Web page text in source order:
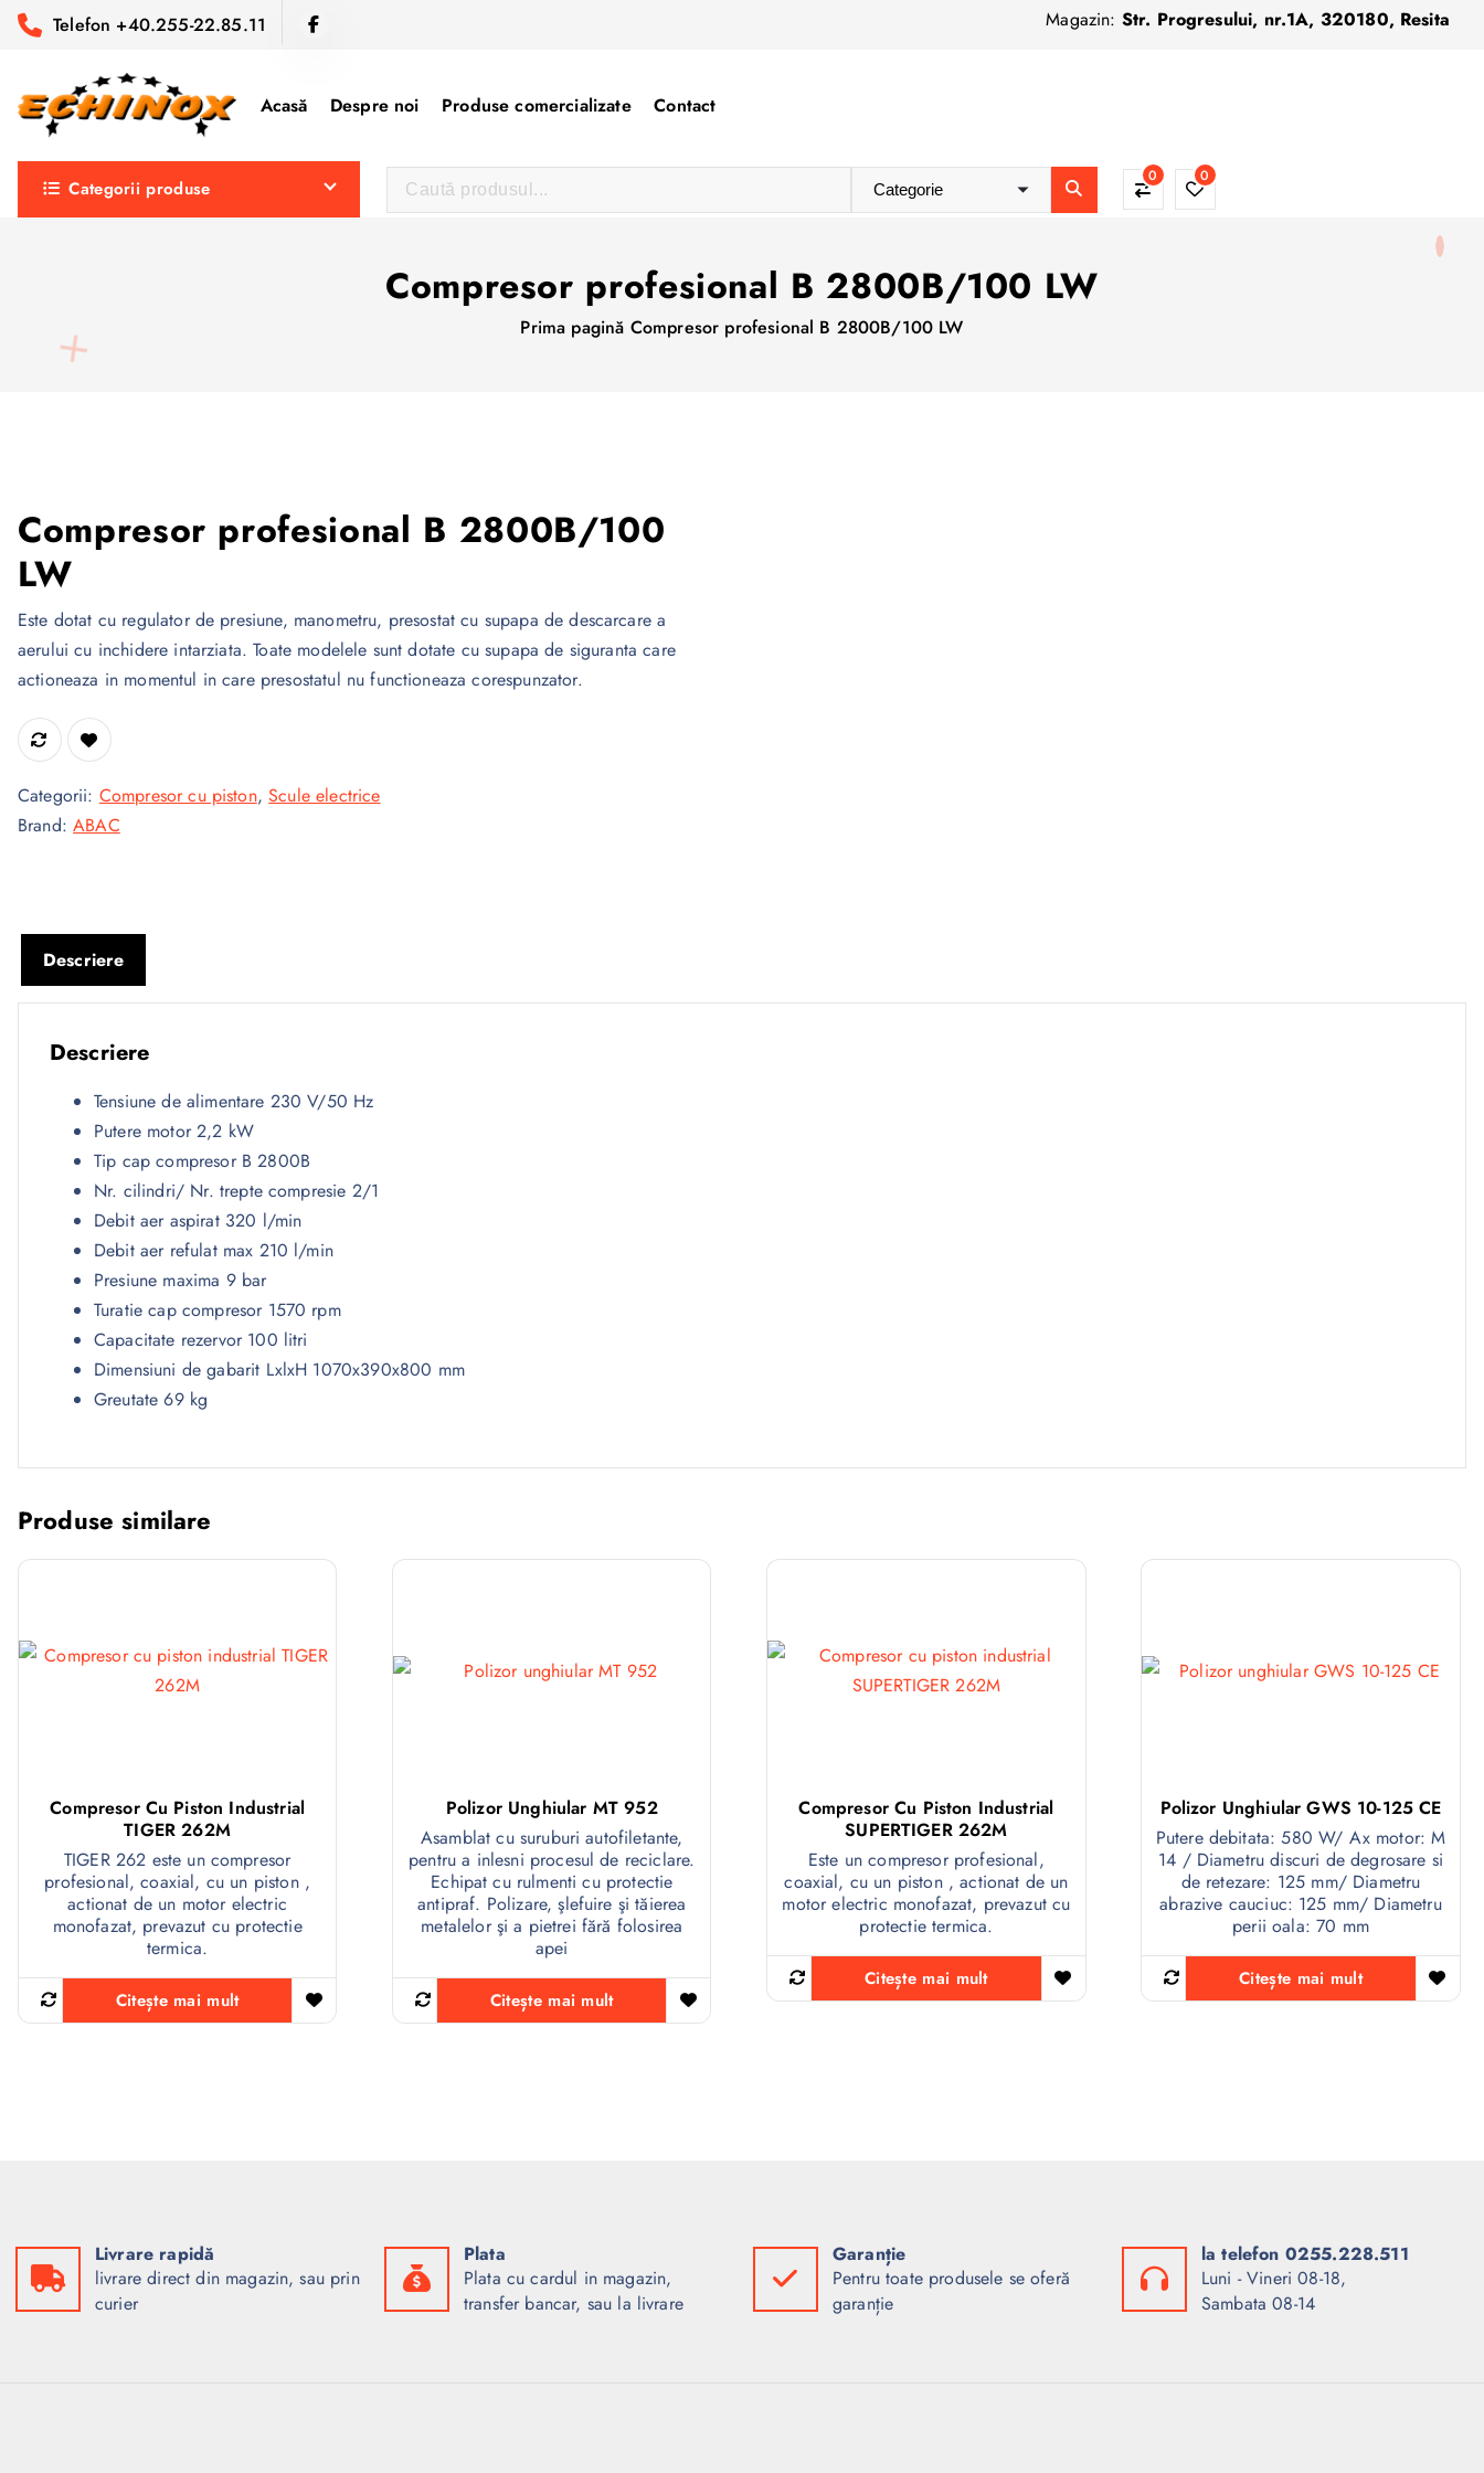
Telefon +40.255-22.85.11 Magazin: Str. Progresului, nr.1A, 320180, Resita
Acasă Despre noi Produse comercializate Contact
Categorii produse
0 0
Compresor profesional B 2800B/100 LW
Prima pagină Compresor profesional B 2800B/100 LW
Compresor profesional B 2800B/100
LW
Este dotat cu regulator de presiune, manometru, presostat cu supapa de descarcare a
aerului cu inchidere intarziata. Toate modelele sunt dotate cu supapa de siguranta care
actioneaza in momentul in care presostatul nu functioneaza corespunzator.
Categorii: Compresor cu piston,Scule electrice
Brand:ABAC
Descriere
Descriere
Tensiune de alimentare 230 V/50 Hz
Putere motor 2,2 kW
Tip cap compresor B 2800B
Nr. cilindri/ Nr. trepte compresie 2/1
Debit aer aspirat 320 l/min
Debit aer refulat max 210 l/min
Presiune maxima 9 bar
Turatie cap compresor 1570 rpm
Capacitate rezervor 100 litri
Dimensiuni de gabarit LxlxH 1070x390x800 mm
Greutate 69 kg
Produse similare
Compresor Cu Piston Industrial
TIGER 262M
TIGER 262 este un compresor
profesional, coaxial, cu un piston ,
actionat de un motor electric
monofazat, prevazut cu protectie
termica.
Citește mai mult
Polizor Unghiular MT 952
Asamblat cu suruburi autofiletante,
pentru a inlesni procesul de reciclare.
Echipat cu rulmenti cu protectie
antipraf. Polizare, şlefuire şi tăierea
metalelor şi a pietrei fără folosirea
apei
Citește mai mult
Compresor Cu Piston Industrial
SUPERTIGER 262M
Este un compresor profesional,
coaxial, cu un piston , actionat de un
motor electric monofazat, prevazut cu
protectie termica.
Citește mai mult
Polizor Unghiular GWS 10-125 CE
Putere debitata: 580 W/ Ax motor: M
14 / Diametru discuri de degrosare si
de retezare: 125 mm/ Diametru
abrazive cauciuc: 125 mm/ Diametru
perii oala: 70 mm
Citește mai mult
Livrare rapidă
livrare direct din magazin, sau prin
curier
Plata
Plata cu cardul in magazin,
transfer bancar, sau la livrare
Garanție
Pentru toate produsele se oferă
garanție
la telefon 0255.228.511
Luni - Vineri 08-18,
Sambata 08-14